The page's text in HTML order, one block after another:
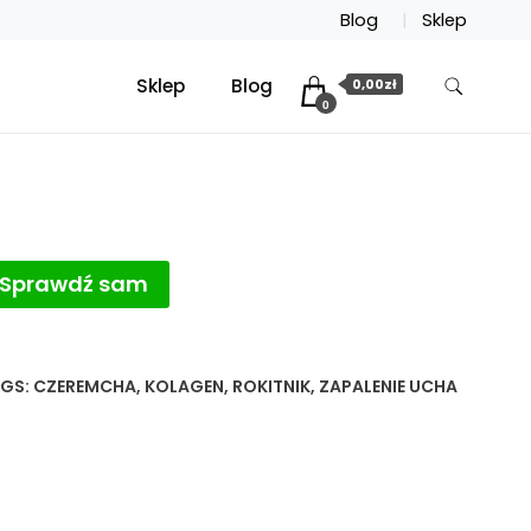
Blog Sklep
Sklep Blog
0
0,00zł
Sprawdź sam
CZEREMCHA, KOLAGEN, ROKITNIK, ZAPALENIE UCHA